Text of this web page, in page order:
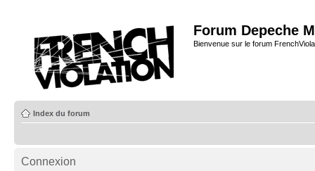
Forum Depeche
Bienvenue sur le forum
Index du forum
Connexion